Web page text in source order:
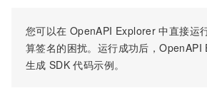
您可以在 OpenAPI Explorer 中直接运
算签名的困扰。运行成功后，OpenAPI
生成 SDK 代码示例。